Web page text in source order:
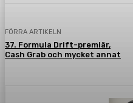
FÖRRA ARTIKELN
37. Formula Drift-premiär,
Cash Grab och mycket annat